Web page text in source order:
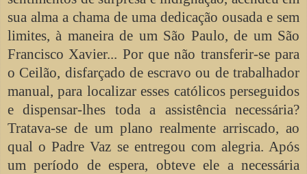
sua alma a chama de uma dedicação ousada e sem
limites, à maneira de um São Paulo, de um São
Francisco Xavier... Por que não transferir-se para
o Ceilão, disfarçado de escravo ou de trabalhador
manual, para localizar esses católicos perseguidos
e dispensar-lhes toda a assistência necessária?
Tratava-se de um plano realmente arriscado, ao
qual o Padre Vaz se entregou com alegria. Após
um período de espera, obteve ele a necessária